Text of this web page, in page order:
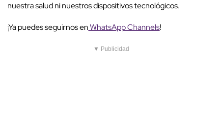
nuestra salud ni nuestros dispositivos tecnológicos.
¡Ya puedes seguirnos enWhatsApp Channels!
▼ Publicidad